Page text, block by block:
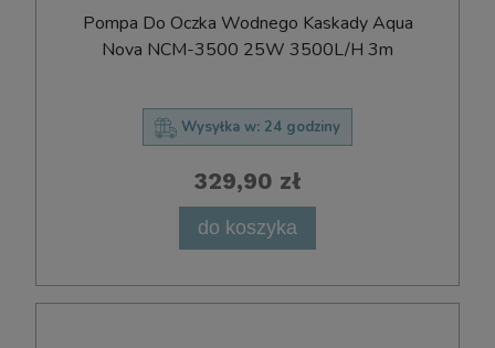
Pompa Do Oczka Wodnego Kaskady Aqua
Nova NCM-3500 25W 3500L/H 3m
Wysyłka w: 24 godziny
329,90 zł
do koszyka